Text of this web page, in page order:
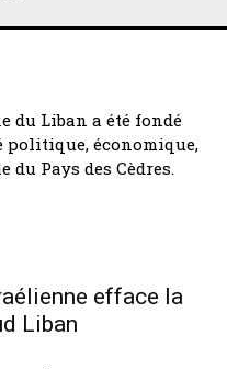
du Liban a été fondé
politique, économique,
Pays des Cèdres.
efface la
Liban